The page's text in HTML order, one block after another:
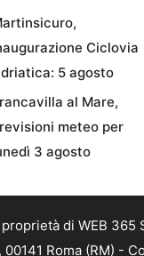
Ciclovia
5 agosto
al Mare,
meteo per
3 agosto
di WEB 365
00141 Roma (RM) -